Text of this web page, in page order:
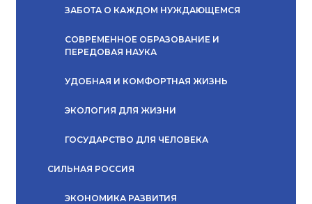
ЗАБОТА О КАЖДОМ НУЖДАЮЩЕМСЯ
СОВРЕМЕННОЕ ОБРАЗОВАНИЕ И
ПЕРЕДОВАЯ НАУКА
УДОБНАЯ И КОМФОРТНАЯ ЖИЗНЬ
ЭКОЛОГИЯ ДЛЯ ЖИЗНИ
ГОСУДАРСТВО ДЛЯ ЧЕЛОВЕКА
СИЛЬНАЯ РОССИЯ
ЭКОНОМИКА РАЗВИТИЯ